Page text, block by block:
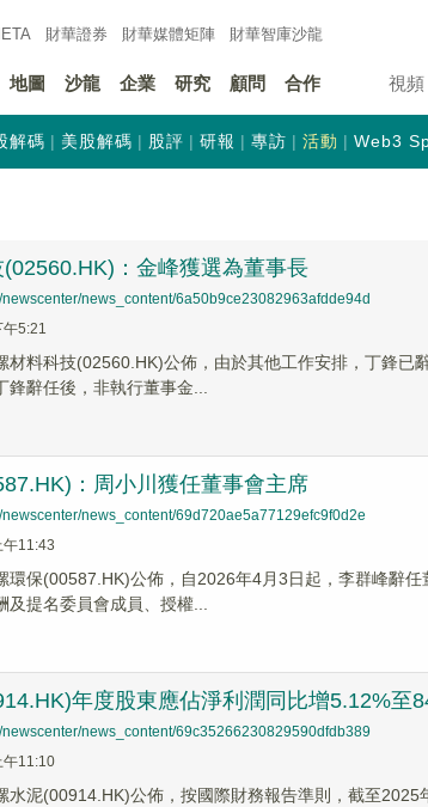
財華證券 財華媒體矩陣 財華智庫沙龍
地圖 沙龍 企業 研究 顧問 合作 視頻
解碼 美股解碼 股評 研報 專訪 活動 Web3
：金峰獲選為董事長
newscenter/news_content/6a50b9ce23082963afdde94d
5:21
材料科技(02560.HK)公佈，由於其他工作安排，丁鋒
辭任後，非執行董事金...
：周小川獲任董事會主席
newscenter/news_content/69d720ae5a77129efc9f0d2e
11:43
環保(00587.HK)公佈，自2026年4月3日起，李群峰辭
提名委員會成員、授權...
年度股東應佔淨利潤同比增5.12%至
newscenter/news_content/69c35266230829590dfdb389
午11:10
水泥(00914.HK)公佈，按國際財務報告準則，截至